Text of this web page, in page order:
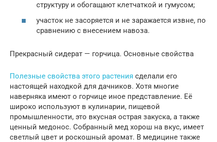
структуру и обогащают клетчаткой и гумусом;
участок не засоряется и не заражается извне, по
сравнению с внесением навоза.
Прекрасный сидерат — горчица. Основные свойства
Полезные свойства этого растения сделали его
настоящей находкой для дачников. Хотя многие
наверняка имеют о горчице иное представление. Её
широко используют в кулинарии, пищевой
промышленности, это вкусная острая закуска, а также
ценный медонос. Собранный мед хорош на вкус, имеет
светлый цвет и роскошный аромат. В медицине также